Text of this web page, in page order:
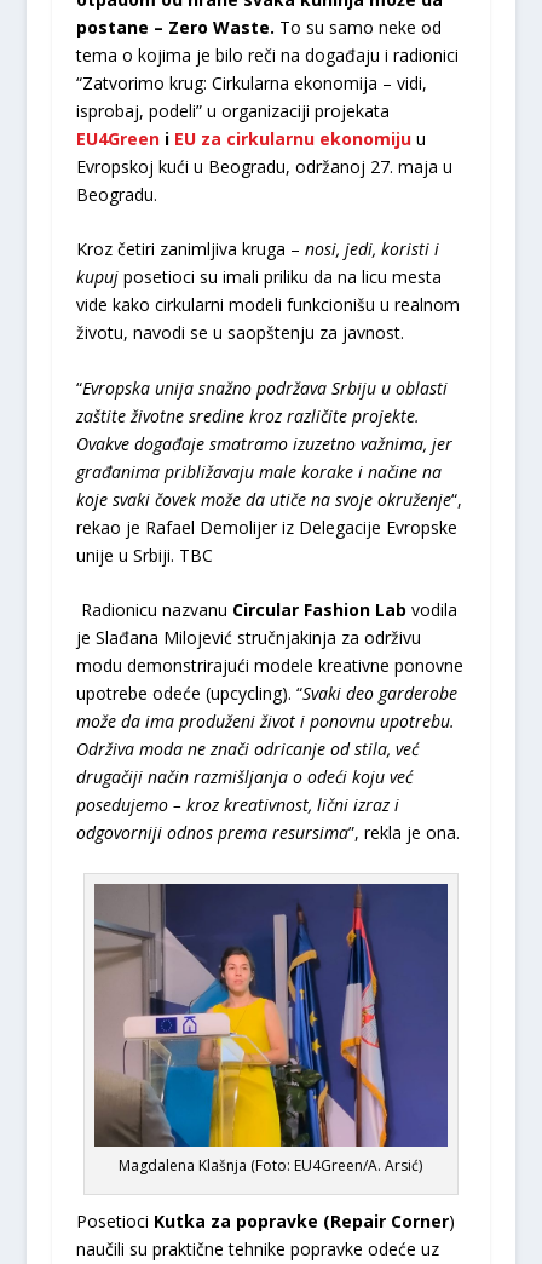
postane – Zero Waste. To su samo neke od
tema o kojima je bilo reči na događaju i radionici
“Zatvorimo krug: Cirkularna ekonomija – vidi,
isprobaj, podeli” u organizaciji projekata
EU4Greeni EU za cirkularnu ekonomijuu
Evropskoj kući u Beogradu, održanoj 27. maja u
Beogradu.
Kroz četiri zanimljiva kruga – nosi, jedi, koristi i
kupuj posetioci su imali priliku da na licu mesta
vide kako cirkularni modeli funkcionišu u realnom
životu, navodi se u saopštenju za javnost.
“Evropska unija snažno podržava Srbiju u oblasti
zaštite životne sredine kroz različite projekte.
Ovakve događaje smatramo izuzetno važnima, jer
građanima približavaju male korake i načine na
koje svaki čovek može da utiče na svoje okruženje“,
rekao je Rafael Demolijer iz Delegacije Evropske
unije u Srbiji. TBC
Radionicu nazvanu Circular Fashion Lab vodila
je Slađana Milojević stručnjakinja za održivu
modu demonstrirajući modele kreativne ponovne
upotrebe odeće (upcycling). “Svaki deo garderobe
može da ima produženi život i ponovnu upotrebu.
Održiva moda ne znači odricanje od stila, već
drugačiji način razmišljanja o odeći koju već
posedujemo – kroz kreativnost, lični izraz i
odgovorniji odnos prema resursima”, rekla je ona.
Magdalena Klašnja (Foto: EU4Green/A. Arsić)
Posetioci Kutka za popravke (Repair Corner)
naučili su praktične tehnike popravke odeće uz